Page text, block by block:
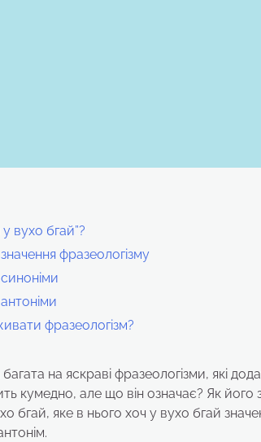
вухо бгай”?
фразеологізму
фразеологізм?
на яскраві фразеологізми, які
кумедно, але що він означає? Як
бгай, яке в нього хоч у вухо бгай